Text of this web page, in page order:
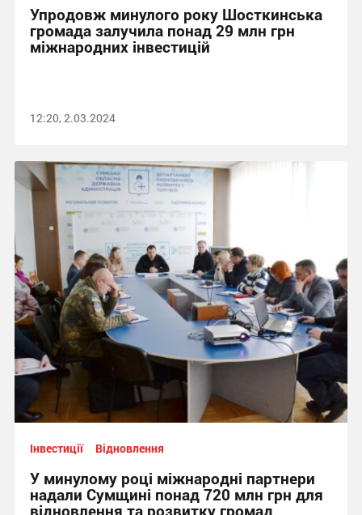
Упродовж минулого року Шосткинська
громада залучила понад 29 млн грн
міжнародних інвестицій
12:20, 2.03.2024
Інвестиції Відновлення
У минулому році міжнародні партнери
надали Сумщині понад 720 млн грн для
відновлення та розвитку громад